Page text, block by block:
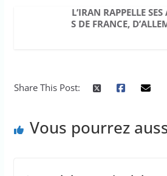
L’IRAN RAPPELLE
S DE FRANCE,
Share This Post:
Vous pourrez